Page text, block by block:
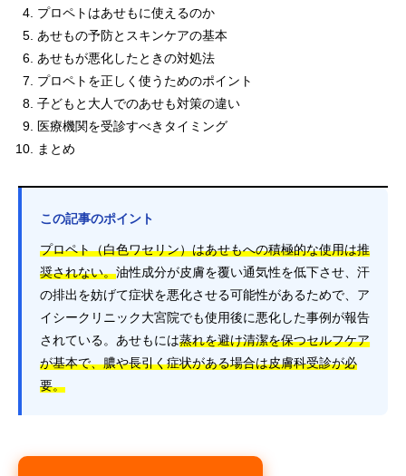
プロペトはあせもに使えるのか
あせもの予防とスキンケアの基本
あせもが悪化したときの対処法
プロペトを正しく使うためのポイント
子どもと大人でのあせも対策の違い
医療機関を受診すべきタイミング
まとめ
この記事のポイント
プロペト（白色ワセリン）はあせもへの積極的な使用は推
奨されない。油性成分が皮膚を覆い通気性を低下させ、汗
の排出を妨げて症状を悪化させる可能性があるためで、ア
イシークリニック大宮院でも使用後に悪化した事例が報告
されている。あせもには蒸れを避け清潔を保つセルフケア
が基本で、膿や長引く症状がある場合は皮膚科受診が必
要。